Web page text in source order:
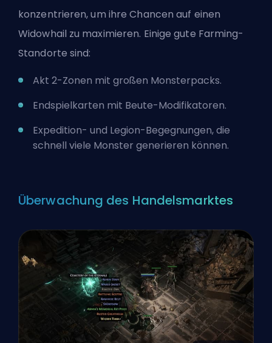
konzentrieren, um ihre Chancen auf einen
Widowhail zu maximieren. Einige gute Farming-
Standorte sind:
Akt 2-Zonen mit großen Monsterpacks.
Endspielkarten mit Beute-Modifikatoren.
Expedition- und Legion-Begegnungen, die
schnell viele Monster generieren können.
Überwachung des Handelsmarktes